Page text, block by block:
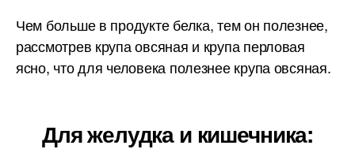
Чем больше в продукте белка, тем он полезнее,
рассмотрев крупа овсяная и крупа перловая
ясно, что для человека полезнее крупа овсяная.
Для желудка и кишечника: